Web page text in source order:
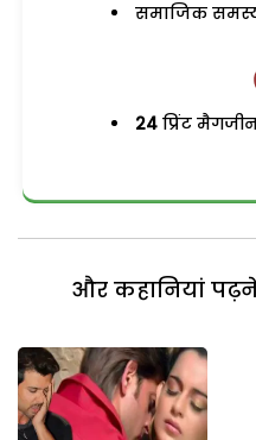
समाजिक
24 प्रिंट
और कहानियां